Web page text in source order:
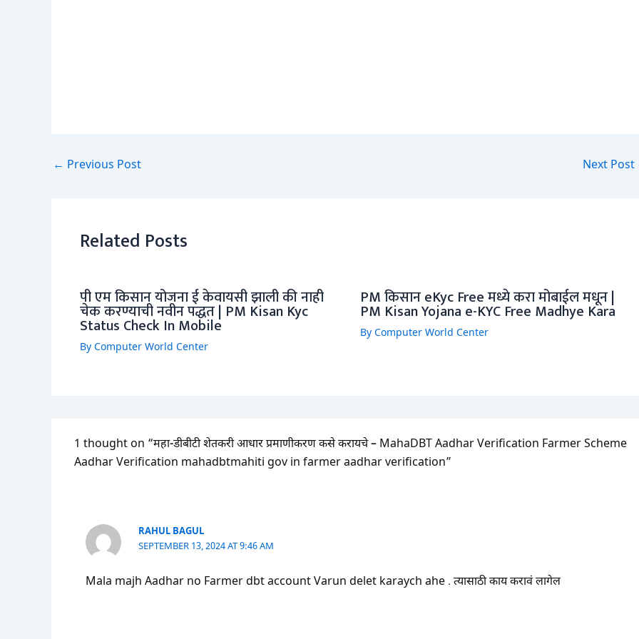
← Previous Post Next Post
Related Posts
पी एम किसान योजना ई केवायसी झाली की नाही
चेक करण्याची नवीन पद्धत | PM Kisan Kyc
Status Check In Mobile
By Computer World Center
PM किसान eKyc Free मध्ये करा मोबाईल मधून |
PM Kisan Yojana e-KYC Free Madhye Kara
By Computer World Center
1 thought on “महा-डीबीटी शेतकरी आधार प्रमाणीकरण कसे करायचे – MahaDBT Aadhar Verification Farmer Scheme
Aadhar Verification mahadbtmahiti gov in farmer aadhar verification”
RAHUL BAGUL
SEPTEMBER 13, 2024 AT 9:46 AM
Mala majh Aadhar no Farmer dbt account Varun delet karaych ahe . त्यासाठी काय करावं लागेल